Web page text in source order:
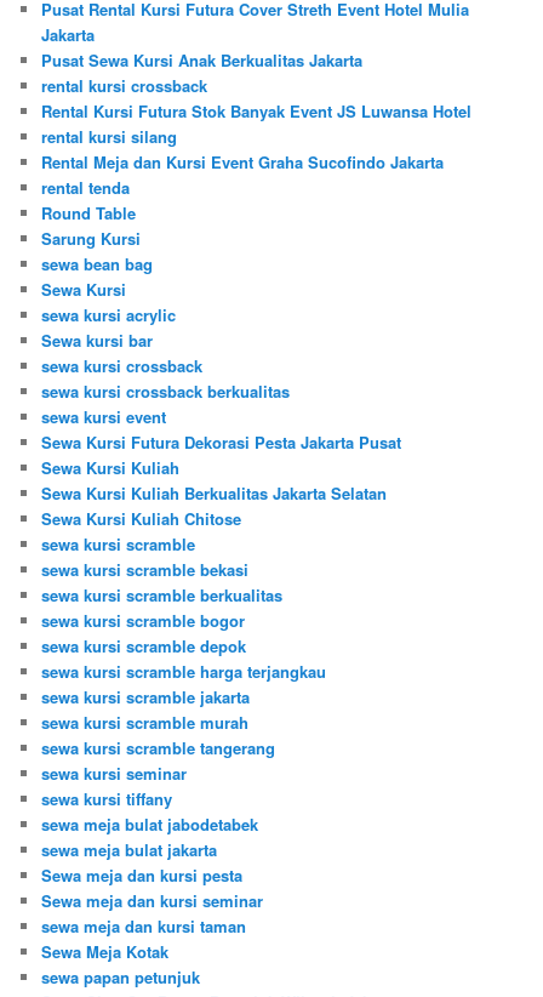
Pusat Rental Kursi Futura Cover Streth Event Hotel Mulia
Jakarta
Pusat Sewa Kursi Anak Berkualitas Jakarta
rental kursi crossback
Rental Kursi Futura Stok Banyak Event JS Luwansa Hotel
rental kursi silang
Rental Meja dan Kursi Event Graha Sucofindo Jakarta
rental tenda
Round Table
Sarung Kursi
sewa bean bag
Sewa Kursi
sewa kursi acrylic
Sewa kursi bar
sewa kursi crossback
sewa kursi crossback berkualitas
sewa kursi event
Sewa Kursi Futura Dekorasi Pesta Jakarta Pusat
Sewa Kursi Kuliah
Sewa Kursi Kuliah Berkualitas Jakarta Selatan
Sewa Kursi Kuliah Chitose
sewa kursi scramble
sewa kursi scramble bekasi
sewa kursi scramble berkualitas
sewa kursi scramble bogor
sewa kursi scramble depok
sewa kursi scramble harga terjangkau
sewa kursi scramble jakarta
sewa kursi scramble murah
sewa kursi scramble tangerang
sewa kursi seminar
sewa kursi tiffany
sewa meja bulat jabodetabek
sewa meja bulat jakarta
Sewa meja dan kursi pesta
Sewa meja dan kursi seminar
sewa meja dan kursi taman
Sewa Meja Kotak
sewa papan petunjuk